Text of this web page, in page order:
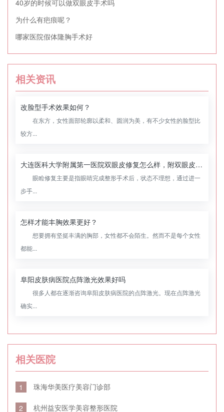
40岁的时候可以做双眼皮手术吗
为什么有疤痕呢？
哪家医院假体隆胸手术好
相关资讯
改脸型手术效果如何？
在东方，女性面部轮廓以柔和、圆润为美，有不少女性的脸型比
较方...
大连医科大学附属第一医院双眼皮修复怎么样，附双眼皮修复案例
眼睑修复主要是指眼睛完成整形手术后，状态不理想，通过进一
步手...
怎样才能丰胸效果更好？
想要拥有坚挺丰满的胸部，女性都不会陌生。然而不是每个女性
都能...
阜阳皮肤病医院点阵激光效果好吗
很多人都在逐渐咨询阜阳皮肤病医院的点阵激光。现在点阵激光
确实...
相关医院
1 珠海华美医疗美容门诊部
2 杭州益安医学美容整形医院